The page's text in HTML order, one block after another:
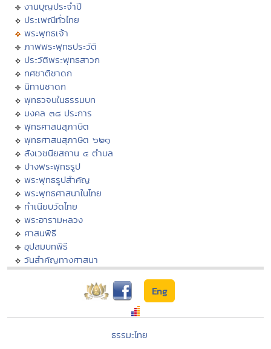
งานบุญประจำปี
ประเพณีทั่วไทย
พระพุทธเจ้า
ภาพพระพุทธประวัติ
ประวัติพระพุทธสาวก
ทศชาติชาดก
นิทานชาดก
พุทธวจนในธรรมบท
มงคล ๓๘ ประการ
พุทธศาสนสุภาษิต
พุทธศาสนสุภาษิต ๖๒๑
สังเวชนียสถาน ๔ ตำบล
ปางพระพุทธรูป
พระพุทธรูปสำคัญ
พระพุทธศาสนาในไทย
ทำเนียบวัดไทย
พระอารามหลวง
ศาสนพิธี
อุปสมบทพิธี
วันสำคัญทางศาสนา
Eng
ธรรมะไทย